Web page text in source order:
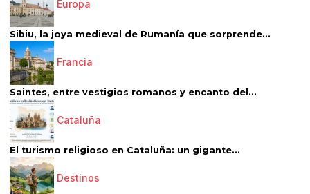
Europa
Sibiu, la joya medieval de Rumanía que sorprende...
Francia
Saintes, entre vestigios romanos y encanto del...
Cataluña
El turismo religioso en Cataluña: un gigante...
Destinos